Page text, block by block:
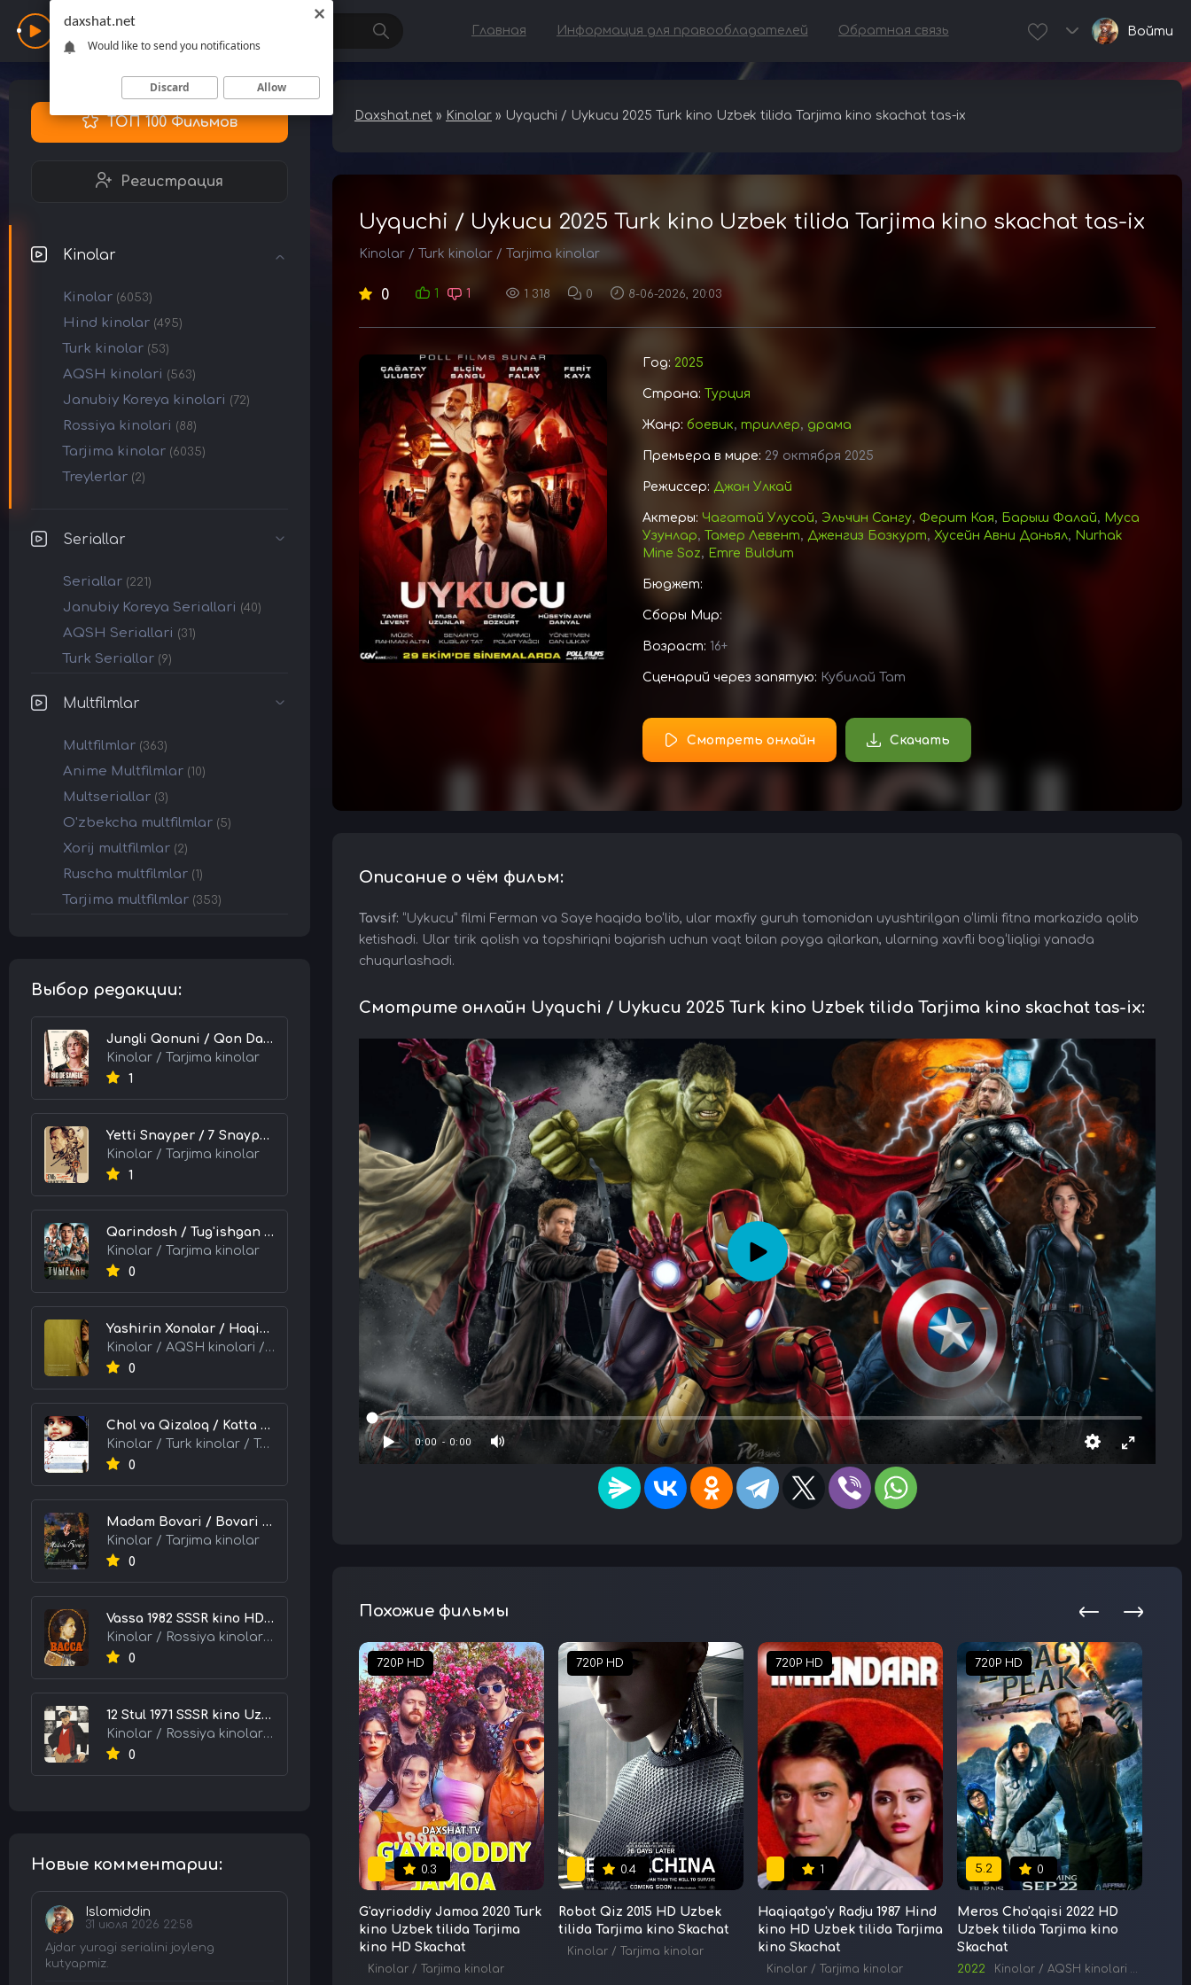
Daxshat Главная Информация для правообладателей Обратная связь Войти
ТОП 100 Фильмов
Регистрация
Kinolar
Kinolar (6053)
Hind kinolar (495)
Turk kinolar (53)
AQSH kinolari (563)
Janubiy Koreya kinolari (72)
Rossiya kinolari (88)
Tarjima kinolar (6035)
Treylerlar (2)
Seriallar
Seriallar (221)
Janubiy Koreya Seriallari (40)
AQSH Seriallari (31)
Turk Seriallar (9)
Multfilmlar
Multfilmlar (363)
Anime Multfilmlar (10)
Multseriallar (3)
O'zbekcha multfilmlar (5)
Xorij multfilmlar (2)
Ruscha multfilmlar (1)
Tarjima multfilmlar (353)
Выбор редакции:
Jungli Qonuni / Qon Daryosi / Qonli Daryo 2026 HD Uzbek tilida Tarjima kino skachat tas-ix
Kinolar / Tarjima kinolar
1
Yetti Snayper / 7 Snayperlar 2026 HD Uzbek tilida Tarjima kino skachat tas-ix
Kinolar / Tarjima kinolar
1
Qarindosh / Tug'ishgan / Og'ayni / Qondosh 2025 Qozoq kino Uzbek tilida Tarjima kino skachat tas-ix
Kinolar / Tarjima kinolar
0
Yashirin Xonalar / Haqiqat Ortidagi Sirlar 2026 HD Uzbek tilida Tarjima kino skachat tas-ix
Kinolar / AQSH kinolari / Tarjima kinolar
0
Chol va Qizaloq / Katta Odam, Kichik Muhabbat 2001 Turk kino Uzbek tilida Tarjima kino skachat tas-ix
Kinolar / Turk kinolar / Tarjima kinolar
0
Madam Bovari / Bovari Xonim 1991 HD Uzbek tilida Tarjima kino skachat tas-ix
Kinolar / Tarjima kinolar
0
Vassa 1982 SSSR kino HD Uzbek tilida tarjima kino skachat tas-ix
Kinolar / Rossiya kinolari / Tarjima kinolar
0
12 Stul 1971 SSSR kino Uzbek tilida Tarjima kino skachat tas-ix
Kinolar / Rossiya kinolari / Tarjima kinolar
0
Новые комментарии:
Islomiddin
31 июля 2026 22:58
Ajdar yuragi serialini joyleng
kutyapmiz.
Daxshat.net » Kinolar » Uyquchi / Uykucu 2025 Turk kino Uzbek tilida Tarjima kino skachat tas-ix
Uyquchi / Uykucu 2025 Turk kino Uzbek tilida Tarjima kino skachat tas-ix
Kinolar / Turk kinolar / Tarjima kinolar
0 1 1 1 318 0 8-06-2026, 20:03
Год: 2025
Страна: Турция
Жанр: боевик, триллер, драма
Премьера в мире: 29 октября 2025
Режиссер: Джан Улкай
Актеры: Чагатай Улусой, Эльчин Сангу, Ферит Кая, Барыш Фалай, Муса
Узунлар, Тамер Левент, Дженгиз Бозкурт, Хусейн Авни Даньял, Nurhak
Mine Soz, Emre Buldum
Бюджет:
Сборы Мир:
Возраст: 16+
Сценарий через запятую: Кубилай Тат
Смотреть онлайн Скачать
Описание о чём фильм:
Tavsif: “Uykucu” filmi Ferman va Saye haqida bo‘lib, ular maxfiy guruh tomonidan uyushtirilgan o‘limli fitna markazida qolib
ketishadi. Ular tirik qolish va topshiriqni bajarish uchun vaqt bilan poyga qilarkan, ularning xavfli bog‘liqligi yanada
chuqurlashadi.
Смотрите онлайн Uyquchi / Uykucu 2025 Turk kino Uzbek tilida Tarjima kino skachat tas-ix:
Похожие фильмы
720P HD
0.3
G'ayrioddiy Jamoa 2020 Turk
kino Uzbek tilida Tarjima
kino HD Skachat
Kinolar / Tarjima kinolar
720P HD
0.4
Robot Qiz 2015 HD Uzbek
tilida Tarjima kino Skachat
Kinolar / Tarjima kinolar
720P HD
1
Haqiqatgo'y Radju 1987 Hind
kino HD Uzbek tilida Tarjima
kino Skachat
Kinolar / Tarjima kinolar
720P HD
5.2 0
Meros Cho'qqisi 2022 HD
Uzbek tilida Tarjima kino
Skachat
2022 Kinolar / AQSH kinolari
daxshat.net
Would like to send you notifications
Discard Allow